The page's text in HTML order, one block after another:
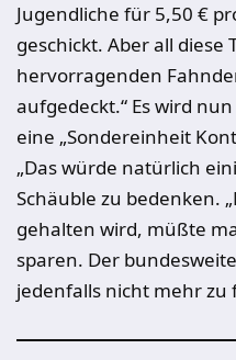
Jugendliche für 5,50 €
geschickt. Aber all diese
hervorragenden
aufgedeckt.“ Es wird
eine „Sondereinheit
„Das würde natürlich
Schäuble zu bedenken.
gehalten wird, müßte
sparen. Der
jedenfalls nicht mehr zu